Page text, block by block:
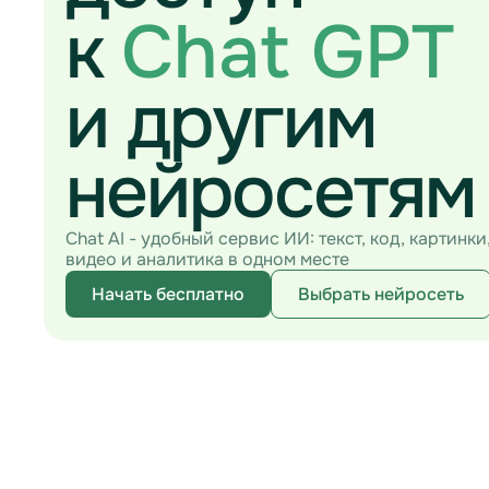
к Chat GPT
и другим
нейросетям
Chat AI - удобный сервис ИИ: текст, код,
видео и аналитика в одном месте
Начать бесплатно
Выбрать нейросеть